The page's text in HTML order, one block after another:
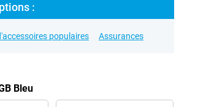
:
populaires Assurances
Bleu